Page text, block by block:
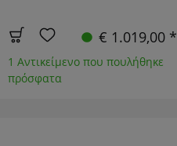
€ 1.019,00 *
1 Αντικείμενο που πουλήθηκε
πρόσφατα